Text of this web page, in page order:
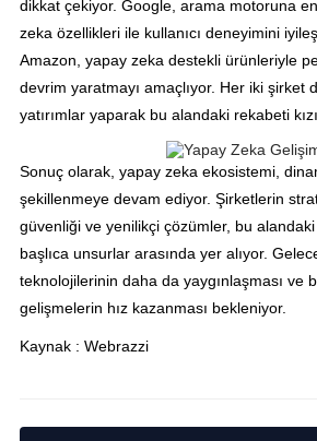
dikkat çekiyor. Google, arama motoruna
zeka özellikleri ile kullanıcı deneyimini
Amazon, yapay zeka destekli ürünleriyle
devrim yaratmayı amaçlıyor. Her iki şirket
yatırımlar yaparak bu alandaki rekabeti
Sonuç olarak, yapay zeka ekosistemi,
şekillenmeye devam ediyor. Şirketlerin
güvenliği ve yenilikçi çözümler, bu
başlıca unsurlar arasında yer alıyor.
teknolojilerinin daha da yaygınlaşması ve
gelişmelerin hız kazanması bekleniyor.
Kaynak : Webrazzi